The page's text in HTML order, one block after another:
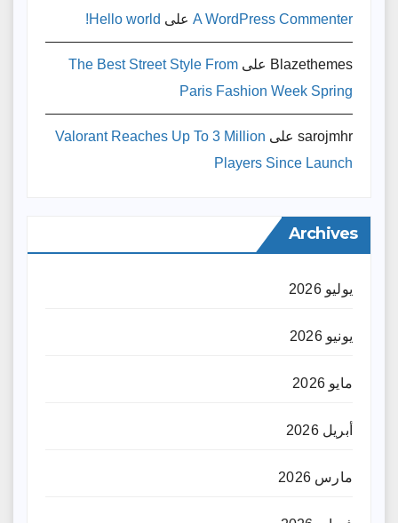
A WordPress Commenter على Hello world!
Blazethemes على The Best Street Style From
Paris Fashion Week Spring
sarojmhr على Valorant Reaches Up To 3 Million
Players Since Launch
Archives
يوليو 2026
يونيو 2026
مايو 2026
أبريل 2026
مارس 2026